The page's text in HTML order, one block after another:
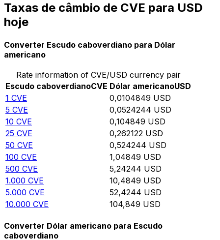
Taxas de câmbio de CVE para USD
hoje
Converter Escudo caboverdiano para Dólar
americano
Rate information of CVE/USD currency pair
Escudo caboverdianoCVE Dólar americanoUSD
1 CVE 0,0104849 USD
5 CVE 0,0524244 USD
10 CVE 0,104849 USD
25 CVE 0,262122 USD
50 CVE 0,524244 USD
100 CVE 1,04849 USD
500 CVE 5,24244 USD
1.000 CVE 10,4849 USD
5.000 CVE 52,4244 USD
10.000 CVE 104,849 USD
Converter Dólar americano para Escudo
caboverdiano